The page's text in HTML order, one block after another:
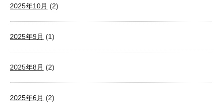
2025年10月 (2)
2025年9月 (1)
2025年8月 (2)
2025年6月 (2)